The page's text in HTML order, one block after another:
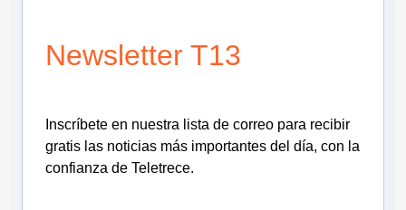
Newsletter T13
Inscríbete en nuestra lista de correo para recibir
gratis las noticias más importantes del día, con la
confianza de Teletrece.